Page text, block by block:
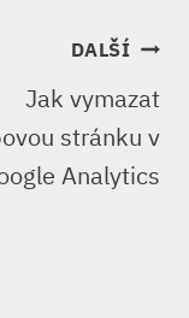
DALŠÍ
Jak vymazat
stránku v
Analytics